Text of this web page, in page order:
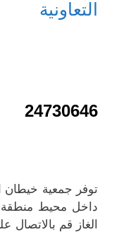
التعاونية
24730646
توفر جمعية خيطان
داخل محيط
الغاز قم بالاتصال